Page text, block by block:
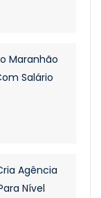
Maranhão
Salário
Agência
Nível